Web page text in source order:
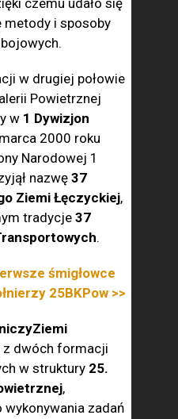
czemu udało się
metody i sposoby
w drugiej połowie
Powietrznej
w 1 Dywizjon
2000 roku
Narodowej 1
nazwę37
Ziemi Łęczyckiej,
tradycje 37
.
śmigłowce
25BKPow >>
Ziemi
z dwóch formacji
w struktury 25.
,
zadań